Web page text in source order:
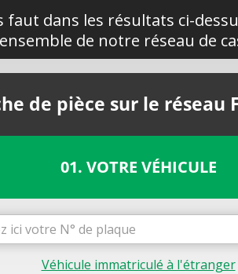
dans les résultats ci-
de notre réseau de
de pièce sur le réseau
01. VOTRE VÉHICULE
Véhicule immatriculé à l'étranger